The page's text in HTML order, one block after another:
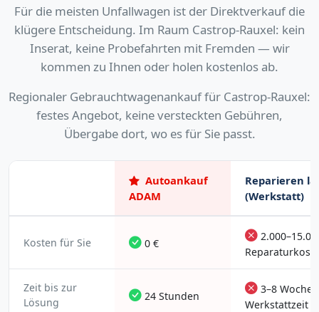
Für die meisten Unfallwagen ist der Direktverkauf die
klügere Entscheidung. Im Raum Castrop-Rauxel: kein
Inserat, keine Probefahrten mit Fremden — wir
kommen zu Ihnen oder holen kostenlos ab.
Regionaler Gebrauchtwagenankauf für Castrop-Rauxel:
festes Angebot, keine versteckten Gebühren,
Übergabe dort, wo es für Sie passt.
Autoankauf
ADAM
Reparieren
(Werkstatt)
Kosten für Sie 0 €
Zeit bis zur
Lösung
24 Stunden
3–8 Wochen
Werkstattzeit